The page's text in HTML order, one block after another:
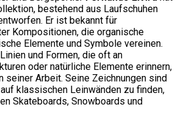
bestehend aus Laufschuhen
Er ist bekannt für
Kompositionen, die organische
Elemente und Symbole vereinen.
und Formen, die oft an
oder natürliche Elemente erinnern,
seiner Arbeit. Seine Zeichnungen sind
klassischen Leinwänden zu finden,
Skateboards, Snowboards und